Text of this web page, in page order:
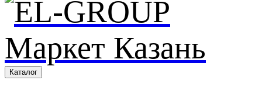
Каталог